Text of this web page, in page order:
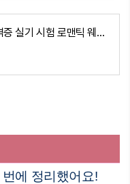
미용사(메이크업) 자격증 실기 시험 로맨틱 웨딩 메이크업
에 정리했어요!